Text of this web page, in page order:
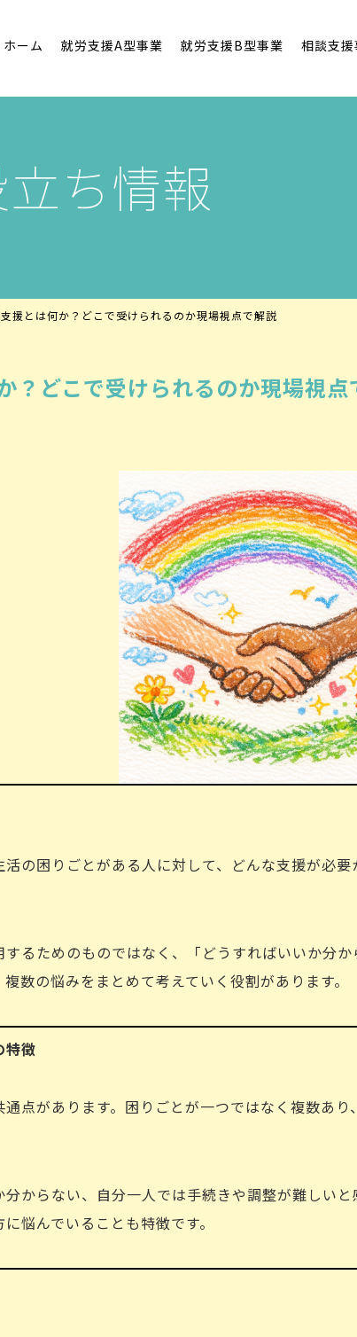
ホーム 就労支援A型事業 就労支援B型事業 相談支
ち情報
援とは何か？どこで受けられるのか現場視点で解説
？どこで受けられるのか現場視点
の困りごとがある人に対して、どんな支援が必
るためのものではなく、「どうすればいいか分
数の悩みをまとめて考えていく役割があります。
特徴
点があります。困りごとが一つではなく複数あ
からない、自分一人では手続きや調整が難しい
悩んでいることも特徴です。